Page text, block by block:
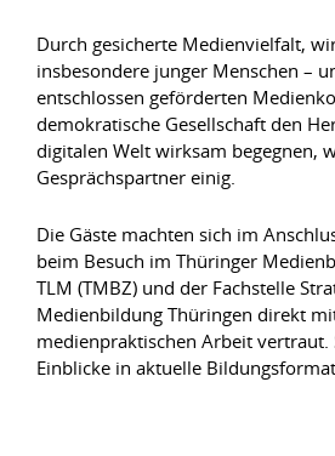
Durch gesicherte Medienvielfalt,
insbesondere junger Menschen –
entschlossen geförderten
demokratische Gesellschaft den
digitalen Welt wirksam begegnen,
Gesprächspartner einig.
Die Gäste machten sich im
beim Besuch im Thüringer
TLM (TMBZ) und der Fachstelle
Medienbildung Thüringen direkt
medienpraktischen Arbeit
Einblicke in aktuelle